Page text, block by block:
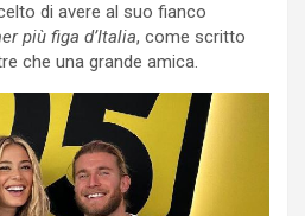
di avere al suo fianco
più figa d’Italia, come scritto
che una grande amica.